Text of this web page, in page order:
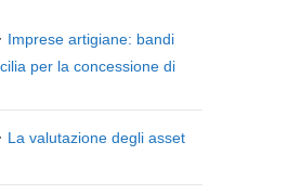
Imprese artigiane: bandi
per la concessione di
La valutazione degli asset